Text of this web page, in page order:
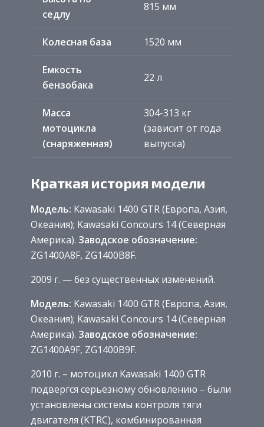
седлу
815 мм
Колесная база 1520 мм
Емкость
бензобака
22 л
Масса
мотоцикла
(снаряженная)
304-313 кг
(зависит от года
выпуска)
Краткая история модели
Модель: Kawasaki 1400 GTR (Европа, Азия,
Океания); Kawasaki Concours 14 (Северная
Америка). Заводское обозначение:
ZG1400A8F, ZG1400B8F.
2009 г. — без существенных изменений.
Модель: Kawasaki 1400 GTR (Европа, Азия,
Океания); Kawasaki Concours 14 (Северная
Америка). Заводское обозначение:
ZG1400A9F, ZG1400B9F.
2010 г. – мотоцикл Kawasaki 1400 GTR
подвергся серьезному обновлению – были
установлены системы контроля тяги
двигателя (KTRC), комбинированная